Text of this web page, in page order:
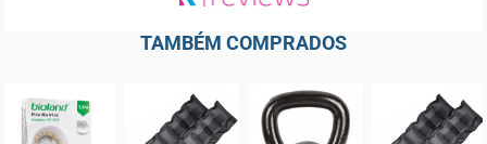
TAMBÉM COMPRADOS